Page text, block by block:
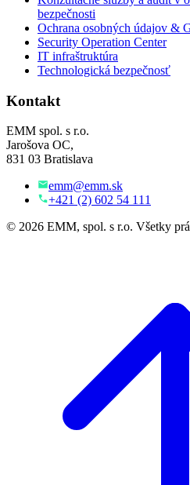
bezpečnosti
Ochrana osobných údajov &
Security Operation Center
IT infraštruktúra
Technologická bezpečnosť
Kontakt
EMM spol. s r.o.
Jarošova OC,
831 03 Bratislava
emm@emm.sk
+421 (2) 602 54 111
© 2026 EMM, spol. s r.o. Všetky